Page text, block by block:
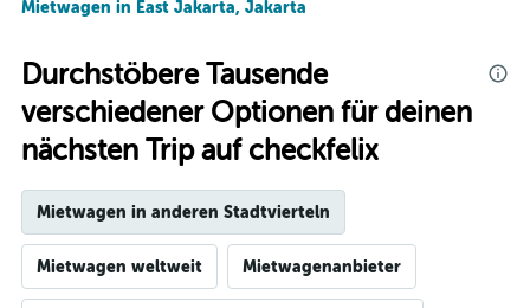
Mietwagen in East Jakarta, Jakarta
Durchstöbere Tausende
verschiedener Optionen für deinen
nächsten Trip auf checkfelix
Mietwagen in anderen Stadtvierteln
Mietwagen weltweit Mietwagenanbieter